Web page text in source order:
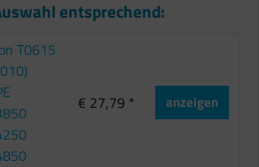
entsprechend:
T0615
€ 27,79 * anzeigen